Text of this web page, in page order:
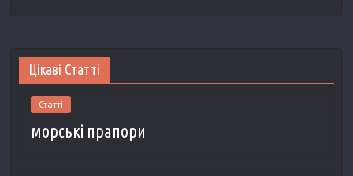
Цікаві Статті
Статті
морські прапори